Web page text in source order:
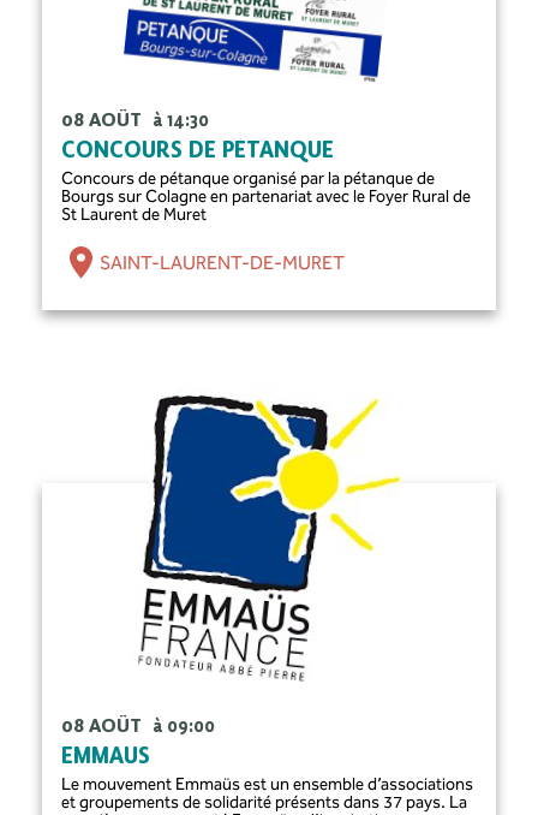
08 AOÛT à 14:30
CONCOURS DE PÉTANQUE
Concours de pétanque organisé par la pétanque de
Bourgs sur Colagne en partenariat avec le Foyer Rural de
St Laurent de Muret
SAINT-LAURENT-DE-MURET
08 AOÛT à 09:00
EMMAUS
Le mouvement Emmaüs est un ensemble d’associations
et groupements de solidarité présents dans 37 pays. La